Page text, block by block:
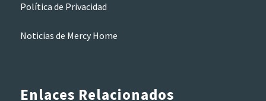
Política de Privacidad
Noticias de Mercy Home
Enlaces Relacionados